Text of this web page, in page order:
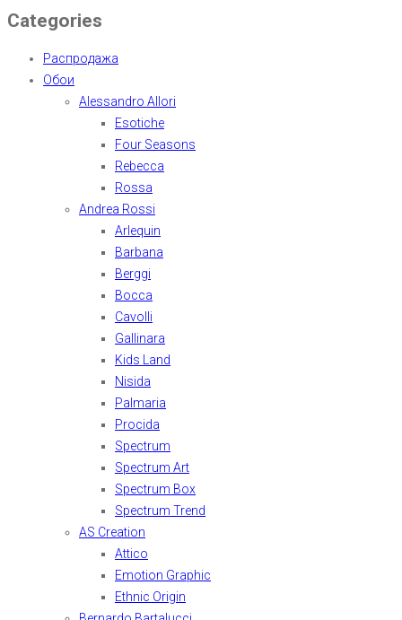
Categories
Распродажа
Обои
Alessandro Allori
Esotiche
Four Seasons
Rebecca
Rossa
Andrea Rossi
Arlequin
Barbana
Berggi
Bocca
Cavolli
Gallinara
Kids Land
Nisida
Palmaria
Procida
Spectrum
Spectrum Art
Spectrum Box
Spectrum Trend
AS Creation
Attico
Emotion Graphic
Ethnic Origin